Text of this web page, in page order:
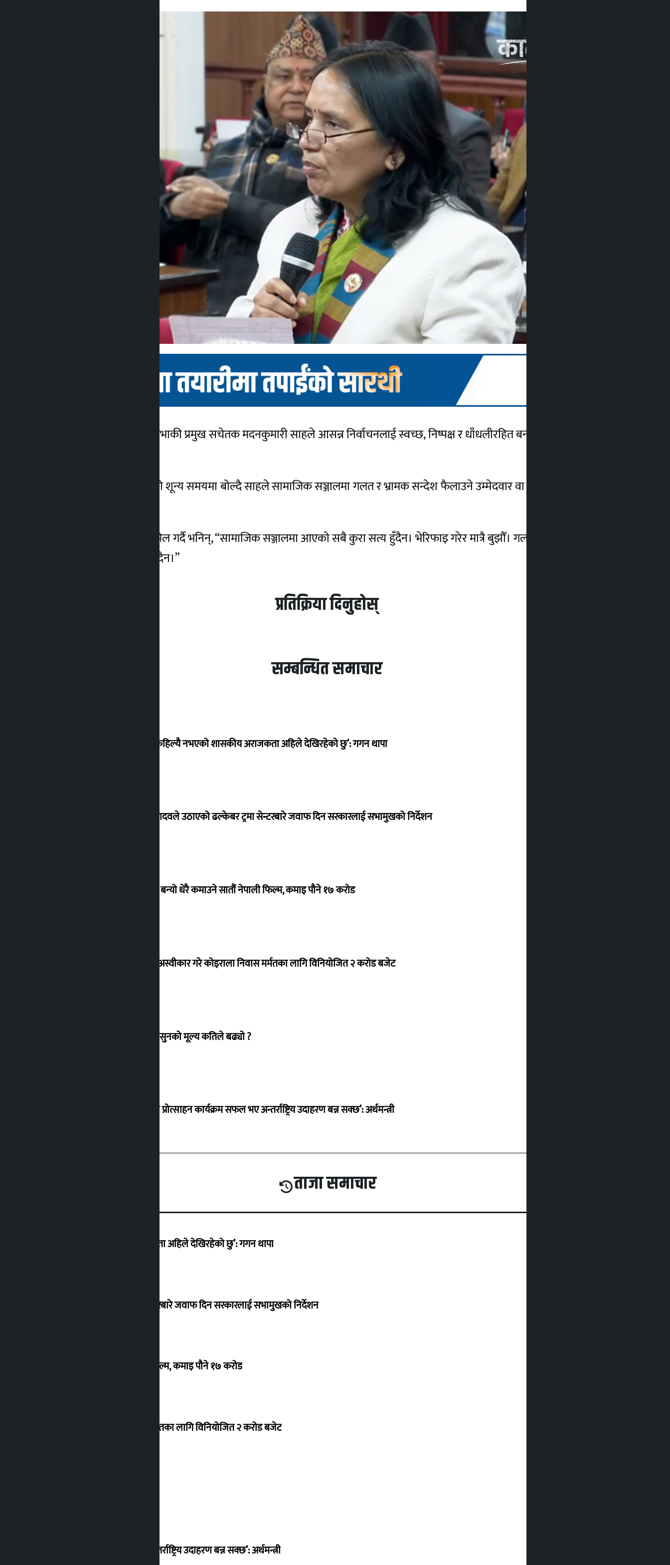
काठमाडौँ । नेकपा राष्ट्रिय सभाकी प्रमुख सचेतक मदनकुमारी साहले आसन्न निर्वाचनलाई स्वच्छ, निष्पक्ष र धाँधलीरहित बनाउन सरकारको ध्यानाकर्षण
बुधबार राष्ट्रिय सभा बैठकको शून्य समयमा बोल्दै साहले सामाजिक सञ्जालमा गलत र भ्रामक सन्देश फैलाउने उम्मेदवार वा व्यक्तिलाई तत्काल कारबाही
साथै उनले मतदातालाई अपिल गर्दै भनिन्, “सामाजिक सञ्जालमा आएको सबै कुरा सत्य हुँदैन। भेरिफाइ गरेर मात्रै बुझौँ। गलत सन्देश दिने काम कुनै पनि
दल वा उम्मेदवारले गर्न मिल्दैन।”
प्रतिक्रिया दिनुहोस्
सम्बन्धित समाचार
‘देशमा कहिल्यै नभएको शासकीय अराजकता अहिले देखिरहेको छु’: गगन थापा
सांसद यादवले उठाएको ढल्केबर ट्रमा सेन्टरबारे जवाफ दिन सरकारलाई सभामुखको निर्देशन
‘गौंथली’ बन्यो धेरै कमाउने सातौं नेपाली फिल्म, कमाइ पौने १७ करोड
शेखरले अस्वीकार गरे कोइराला निवास मर्मतका लागि विनियोजित २ करोड बजेट
शुक्रबार सुनको मूल्य कतिले बढ्यो ?
‘करदाता प्रोत्साहन कार्यक्रम सफल भए अन्तर्राष्ट्रिय उदाहरण बन्न सक्छ’: अर्थमन्त्री
ताजा समाचार
‘देशमा कहिल्यै नभएको शासकीय अराजकता अहिले देखिरहेको छु’: गगन थापा
सांसद यादवले उठाएको ढल्केबर ट्रमा सेन्टरबारे जवाफ दिन सरकारलाई सभामुखको निर्देशन
‘गौंथली’ बन्यो धेरै कमाउने सातौं नेपाली फिल्म, कमाइ पौने १७ करोड
शेखरले अस्वीकार गरे कोइराला निवास मर्मतका लागि विनियोजित २ करोड बजेट
‘करदाता प्रोत्साहन कार्यक्रम सफल भए अन्तर्राष्ट्रिय उदाहरण बन्न सक्छ’: अर्थमन्त्री